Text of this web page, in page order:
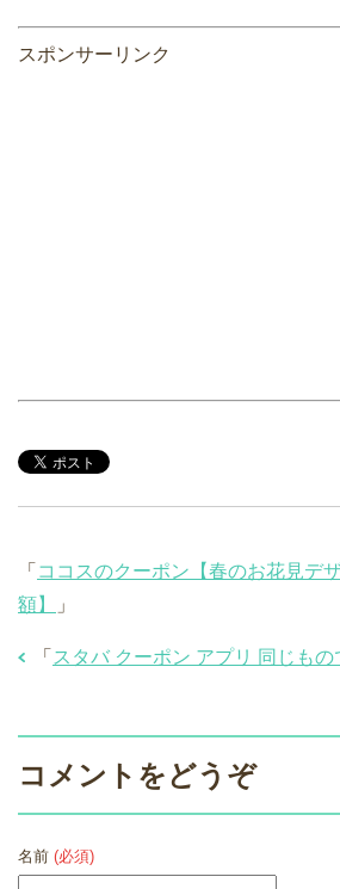
スポンサーリンク
「 ココスのクーポン【春のお花見デ
額】
」
「 スタバ クーポン アプリ 同じも
コメントをどうぞ
名前 (必須)